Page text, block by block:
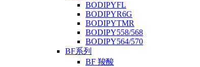
BODIPYFL
BODIPYR6G
BODIPYTMR
BODIPY558/568
BODIPY564/570
BF系列
BF 羧酸